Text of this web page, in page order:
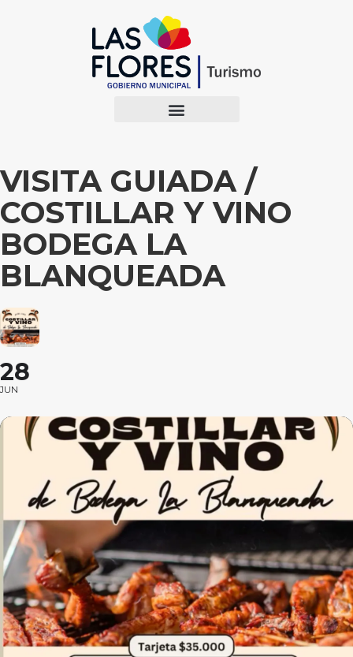
VISITA GUIADA /
COSTILLAR Y VINO
BODEGA LA
BLANQUEADA
28
JUN